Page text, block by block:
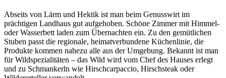
Abseits von Lärm und Hektik ist man beim Genusswirt im
prächtigen Landhaus gut aufgehoben. Schöne Zimmer mit Himmel-
oder Wasserbett laden zum Übernachten ein. Zu den gemütlichen
Stuben passt die regionale, heimatverbundene Küchenlinie, die
Produkte kommen nahezu alle aus der Umgebung. Bekannt ist man
für Wildspezialitäten – das Wild wird vom Chef des Hauses erlegt
und zu Schmankerln wie Hirschcarpaccio, Hirschsteak oder